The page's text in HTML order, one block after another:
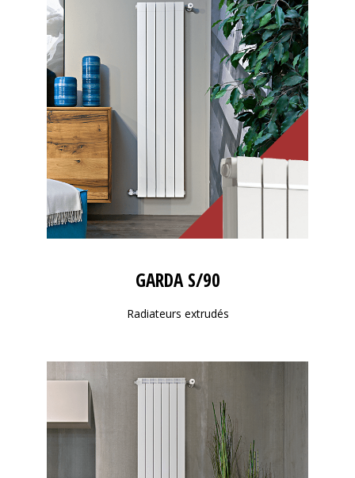
GARDA S/90
Radiateurs extrudés